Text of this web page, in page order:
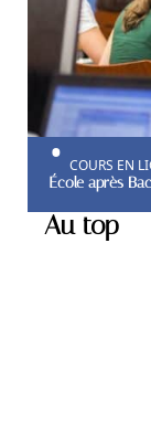
COURS EN
École après
Au top